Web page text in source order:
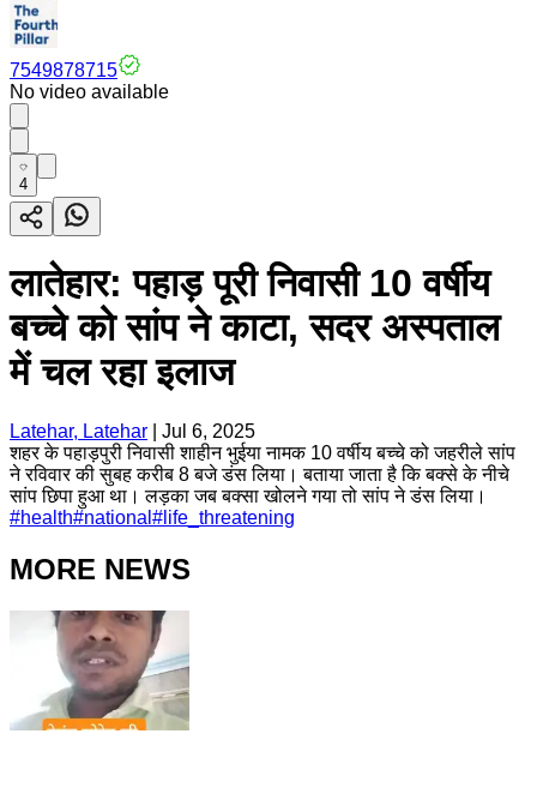
7549878715
No video available
4
लातेहार: पहाड़ पूरी निवासी 10 वर्षीय
बच्चे को सांप ने काटा, सदर अस्पताल
में चल रहा इलाज
Latehar, Latehar
Jul 6, 2025
शहर के पहाड़पुरी निवासी शाहीन भुईया नामक 10 वर्षीय बच्चे को जहरीले सांप
ने रविवार की सुबह करीब 8 बजे डंस लिया। बताया जाता है कि बक्से के नीचे
सांप छिपा हुआ था। लड़का जब बक्सा खोलने गया तो सांप ने डंस लिया।
#health#national # life_threatening
MORE NEWS